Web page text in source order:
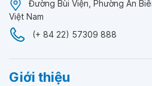
Đường Bùi Viện, Phường An
Việt Nam
(+ 84 22) 57309 888
Giới thiệu